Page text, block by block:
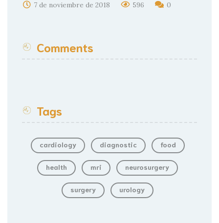
7 de noviembre de 2018 596 0
Comments
Tags
cardiology diagnostic food
health mri neurosurgery
surgery urology